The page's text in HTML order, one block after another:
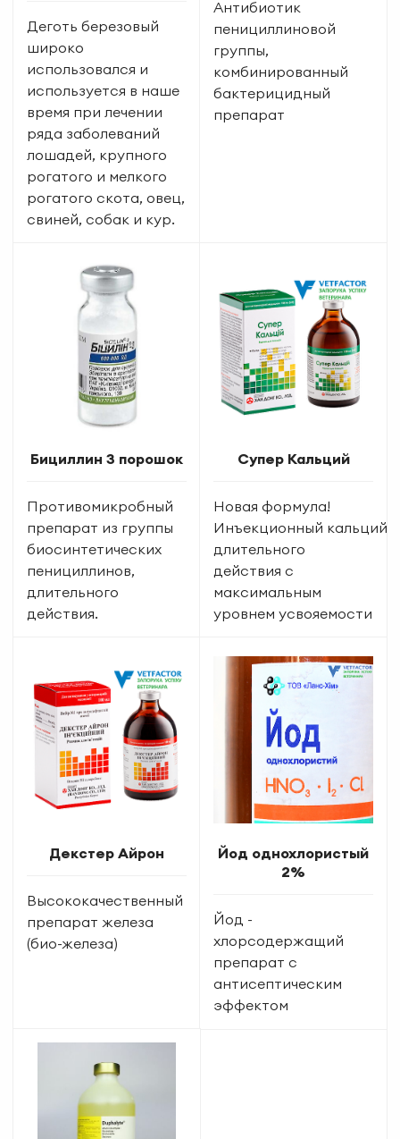
Деготь березовый
широко
использовался и
используется в наше
время при лечении
ряда заболеваний
лошадей, крупного
рогатого и мелкого
рогатого скота, овец,
свиней, собак и кур.
Антибиотик
пенициллиновой
группы,
комбинированный
бактерицидный
препарат
Бициллин 3 порошок
Противомикробный
препарат из группы
биосинтетических
пенициллинов,
длительного
действия.
Супер Кальций
Новая формула!
Инъекционный кальций
длительного
действия с
максимальным
уровнем усвояемости
Декстер Айрон
Высококачественный
препарат железа
(био-железа)
Йод однохлористый
2%
Йод -
хлорсодержащий
препарат с
антисептическим
эффектом